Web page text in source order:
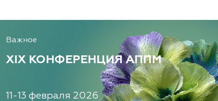
Важное
XIX КОНФЕРЕНЦИЯ АППМ
11-13 февраля 2026